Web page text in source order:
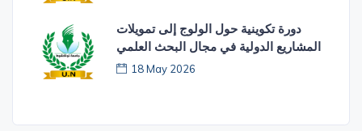
دورة تكوينية حول الولوج إلى تمويلات
المشاريع الدولية في مجال البحث العلمي
18 May 2026